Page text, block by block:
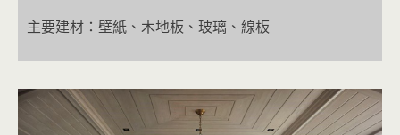
主要建材：壁紙、木地板、玻璃、線板